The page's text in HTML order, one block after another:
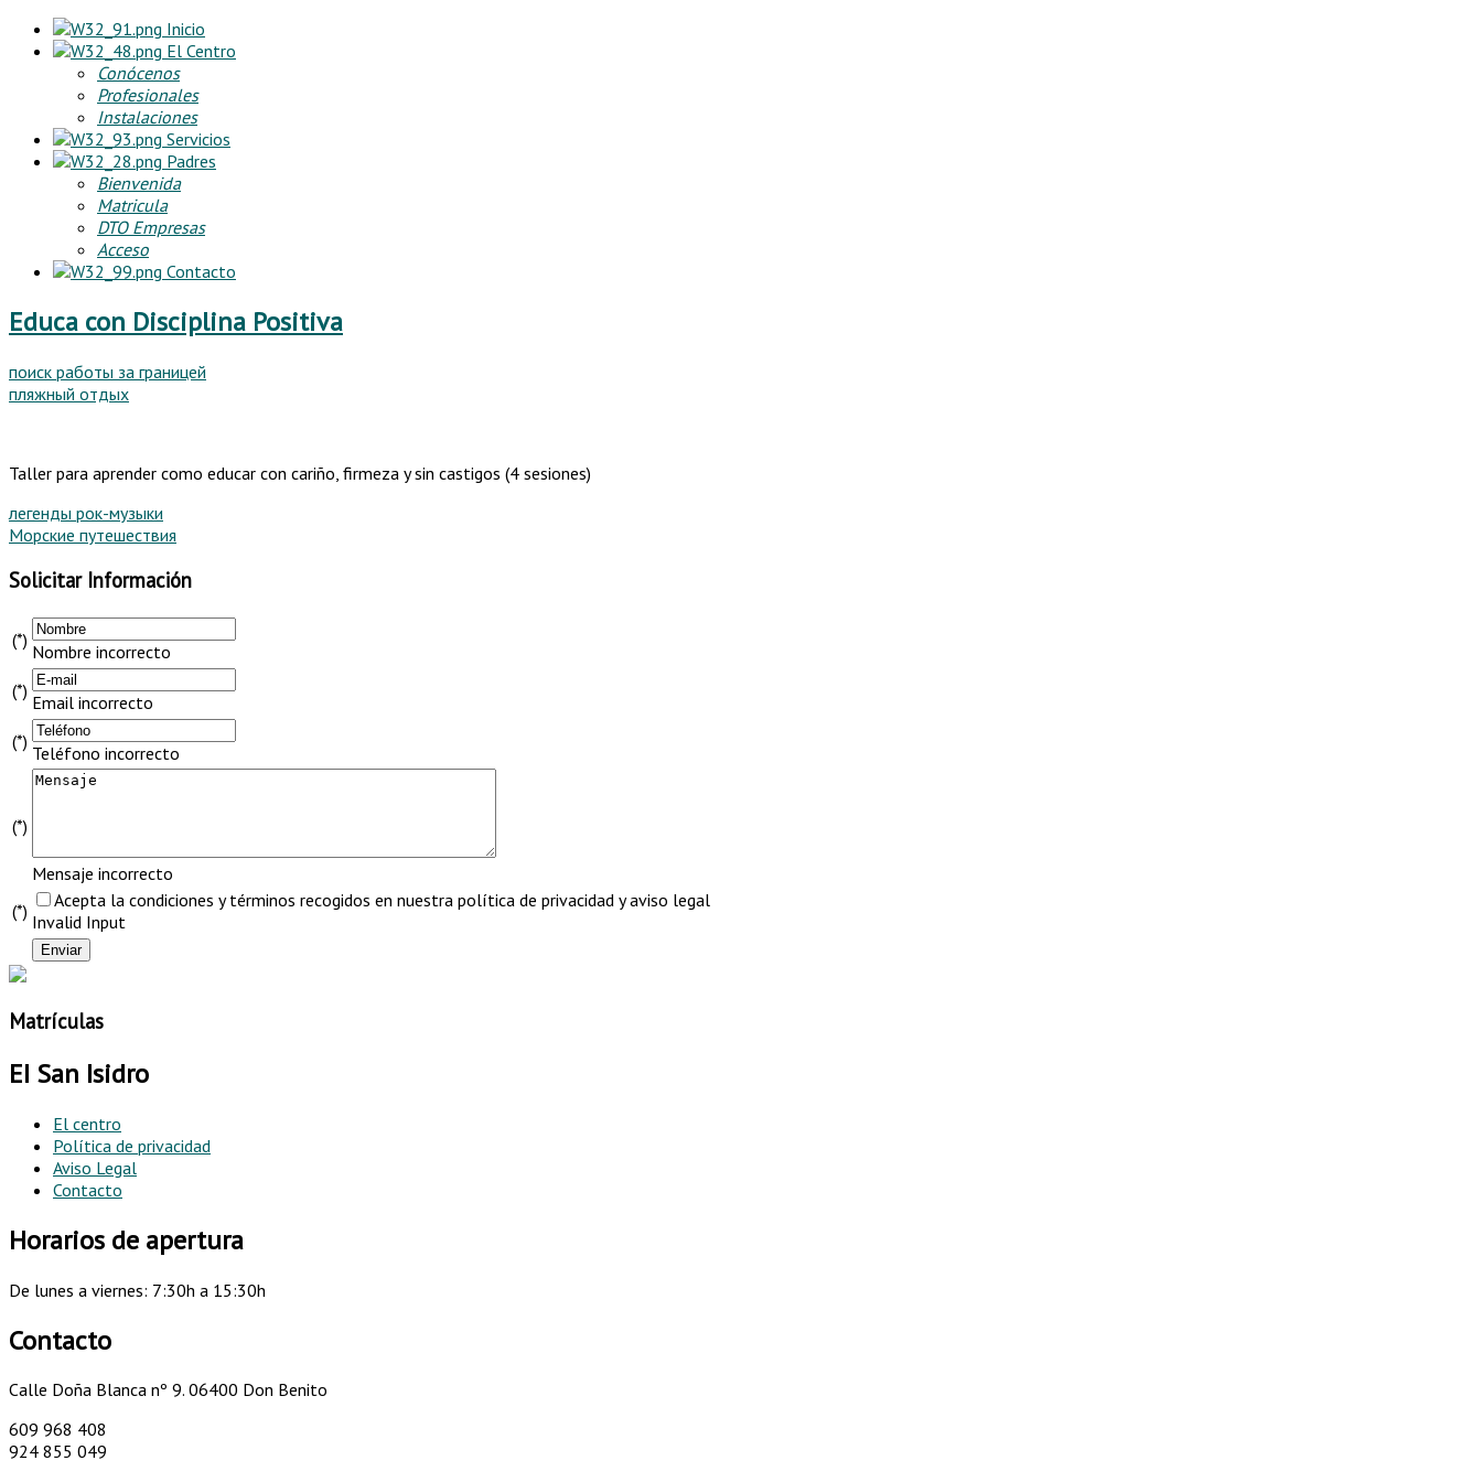
Inicio
El Centro
Conócenos
Profesionales
Instalaciones
Servicios
Padres
Bienvenida
Matricula
DTO Empresas
Acceso
Contacto
Educa con Disciplina Positiva
поиск работы за границей
пляжный отдых
Taller para aprender como educar con cariño, firmeza y sin castigos (4 sesiones)
легенды рок-музыки
Морские путешествия
Solicitar Información
(*)
Nombre incorrecto
(*)
Email incorrecto
(*)
Teléfono incorrecto
(*)
Mensaje incorrecto
(*)
Acepta la condiciones y términos recogidos en nuestra política de privacidad y aviso legal
Invalid Input
Matrículas
EI San Isidro
El centro
Política de privacidad
Aviso Legal
Contacto
Horarios de apertura
De lunes a viernes: 7:30h a 15:30h
Contacto
Calle Doña Blanca nº 9. 06400 Don Benito
609 968 408
924 855 049